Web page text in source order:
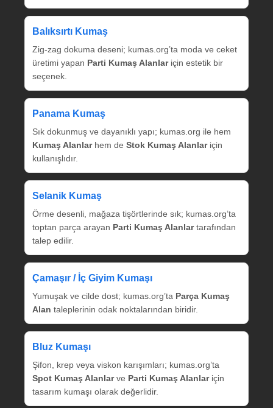
Balıksırtı Kumaş
Zig‑zag dokuma deseni; kumas.org’ta moda ve ceket
üretimi yapan Parti Kumaş Alanlariçin estetik bir
seçenek.
Panama Kumaş
Sık dokunmuş ve dayanıklı yapı; kumas.org ile hem
Kumaş Alanlarhem de Stok Kumaş Alanlariçin
kullanışlıdır.
Selanik Kumaş
Örme desenli, mağaza tişörtlerinde sık; kumas.org’ta
toptan parça arayan Parti Kumaş Alanlartarafından
talep edilir.
Çamaşır / İç Giyim Kumaşı
Yumuşak ve cilde dost; kumas.org’ta Parça Kumaş
Alan taleplerinin odak noktalarından biridir.
Bluz Kumaşı
Şifon, krep veya viskon karışımları; kumas.org’ta
Spot Kumaş Alanlarve Parti Kumaş Alanlariçin
tasarım kumaşı olarak değerlidir.